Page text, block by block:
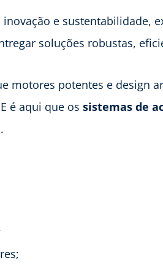
e sustentabilidade,
soluções robustas,
motores potentes e design
é aqui que os sistemas de